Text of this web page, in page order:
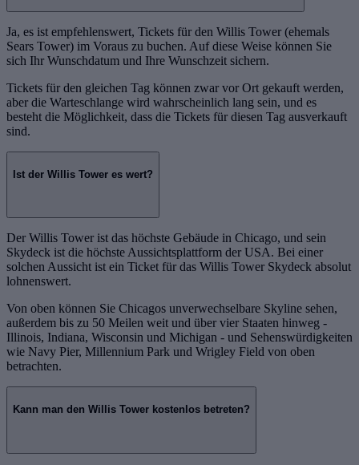
Ja, es ist empfehlenswert, Tickets für den Willis Tower (ehemals
Sears Tower) im Voraus zu buchen. Auf diese Weise können Sie
sich Ihr Wunschdatum und Ihre Wunschzeit sichern.
Tickets für den gleichen Tag können zwar vor Ort gekauft werden,
aber die Warteschlange wird wahrscheinlich lang sein, und es
besteht die Möglichkeit, dass die Tickets für diesen Tag ausverkauft
sind.
Ist der Willis Tower es wert?
Der Willis Tower ist das höchste Gebäude in Chicago, und sein
Skydeck ist die höchste Aussichtsplattform der USA. Bei einer
solchen Aussicht ist ein Ticket für das Willis Tower Skydeck absolut
lohnenswert.
Von oben können Sie Chicagos unverwechselbare Skyline sehen,
außerdem bis zu 50 Meilen weit und über vier Staaten hinweg -
Illinois, Indiana, Wisconsin und Michigan - und Sehenswürdigkeiten
wie Navy Pier, Millennium Park und Wrigley Field von oben
betrachten.
Kann man den Willis Tower kostenlos betreten?